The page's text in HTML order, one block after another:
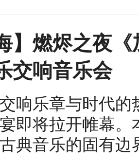
】燃烬之夜
交响音乐会
响乐章与时代
即将拉开帷幕
典音乐的固有